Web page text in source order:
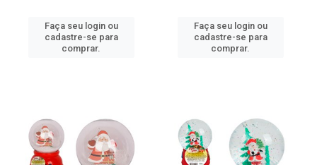
Faça seu login ou
cadastre-se para
comprar.
Faça seu login ou
cadastre-se para
comprar.